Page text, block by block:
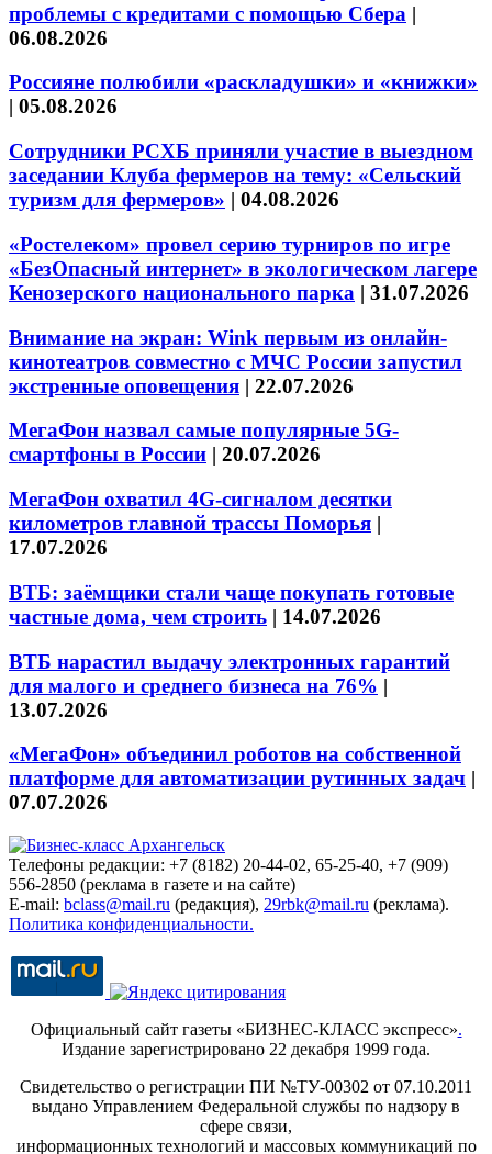
проблемы с кредитами с помощью Сбера |
06.08.2026
Россияне полюбили «раскладушки» и «книжки»
| 05.08.2026
Сотрудники РСХБ приняли участие в выездном
заседании Клуба фермеров на тему: «Сельский
туризм для фермеров» | 04.08.2026
«Ростелеком» провел серию турниров по игре
«БезОпасный интернет» в экологическом лагере
Кенозерского национального парка | 31.07.2026
Внимание на экран: Wink первым из онлайн-
кинотеатров совместно с МЧС России запустил
экстренные оповещения | 22.07.2026
МегаФон назвал самые популярные 5G-
смартфоны в России | 20.07.2026
МегаФон охватил 4G-сигналом десятки
километров главной трассы Поморья |
17.07.2026
ВТБ: заёмщики стали чаще покупать готовые
частные дома, чем строить | 14.07.2026
ВТБ нарастил выдачу электронных гарантий
для малого и среднего бизнеса на 76% |
13.07.2026
«МегаФон» объединил роботов на собственной
платформе для автоматизации рутинных задач |
07.07.2026
Телефоны редакции: +7 (8182) 20-44-02, 65-25-40, +7 (909)
556-2850 (реклама в газете и на сайте)
E-mail: bclass@mail.ru (редакция), 29rbk@mail.ru (реклама).
Политика конфиденциальности.
Официальный сайт газеты «БИЗНЕС-КЛАСС экспресс».
Издание зарегистрировано 22 декабря 1999 года.
Свидетельство о регистрации ПИ №ТУ-00302 от 07.10.2011
выдано Управлением Федеральной службы по надзору в
сфере связи,
информационных технологий и массовых коммуникаций по